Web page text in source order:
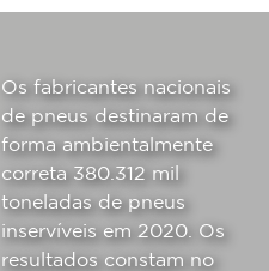
Os fabricantes nacionais
de pneus destinaram de
forma ambientalmente
correta 380.312 mil
toneladas de pneus
inservíveis em 2020. Os
resultados constam no